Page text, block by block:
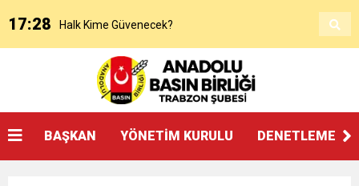
17:28 Halk Kime Güvenecek?
KANAAT TACİRLERİ
BAŞKAN YÖNETİM KURULU DENETLEME